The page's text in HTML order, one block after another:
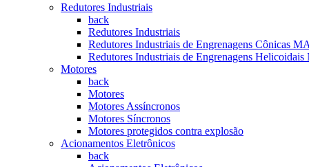
Redutores Industriais
back
Redutores Industriais
Redutores Industriais de Engrenagens Cônicas
Redutores Industriais de Engrenagens
Motores
back
Motores
Motores Assíncronos
Motores Síncronos
Motores protegidos contra explosão
Acionamentos Eletrônicos
back